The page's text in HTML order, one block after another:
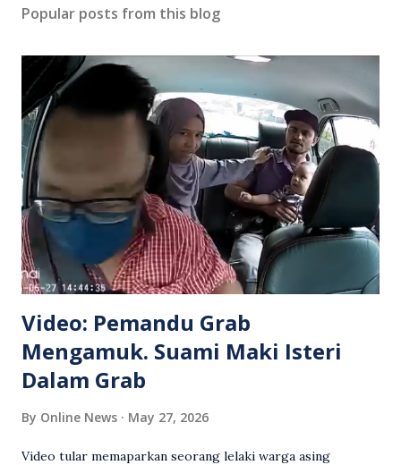
Popular posts from this blog
Video: Pemandu Grab
Mengamuk. Suami Maki Isteri
Dalam Grab
By Online News May 27, 2026
Video tular memaparkan seorang lelaki warga asing